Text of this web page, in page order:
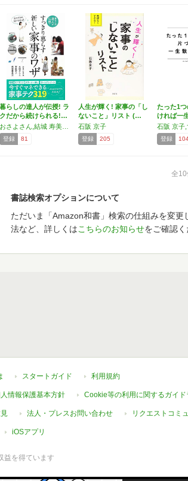
暮らしの達人が伝授! ラ
クだから続けられる!…
登録 81
人生が輝く! 家事の「し
ないこと」リスト (…
石阪 京子
登録 205
たった1
ければ一
い
石阪 京子,
登録
全
書誌検索オプションについて
ただいま「Amazon和書」検索の仕組みを変
法など、詳しくはこちらのお知らせをご確認く
スタートガイド 利用規約
情報保護基本方針 Cookie等の利用に関するガイド
法人・プレスお問い合わせ リクエストコミ
iOSアプリ
益を得ています